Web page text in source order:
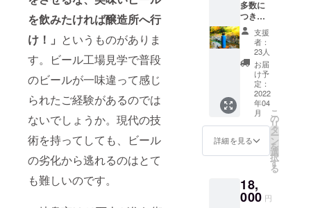
を飲みたければ醸造所へ行
け！」 というものがありま
す。ビール工場見学で普段
のビールが一味違って感じ
られたご経験があるのでは
ないでしょうか。現代の技
術を持ってしても、ビール
の劣化から逃れるのはとて
も難しいのです。
は
330ml
となっ
ており
ます ＜
食品表
示＞ 名
称：あ
ゆピー
原材料
名：国
米、
ピー
落花
生、植
合があ
りま
す）
【小サ
イズ】
(枠)縦
42mm×
99mm
(文字)縦
横幅は
文字数
則は支
援者の
店後の
タップ
ルーム
YOROC
Aは、週
末を中
心とし
てオー
プンの
予定で
す。
オープ
ン日は
らせし
ます。
造られ
た鏡岩
水源地
で汲み
上げた
伏流水
を使用
した長
良川サ
イダー
です ほ
どよい
シュワ
ニュー
糖だけ
多数に
つき急
きょ追
加いた
しまし
た！】
オリジ
ナルグ
ロウ
ラー 約
600ml
（20oz
）＋初
回お渡
し時に1
ルを詰
めてご
提
支援
者：
23人
お届
け予
定：
2022
年04
月
詳細を見る
こ
の
リ
タ
ー
ン
を
選
択
す
る
18,
000 円